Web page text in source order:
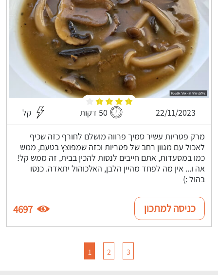
22/11/2023 50 דקות קל
מרק פטריות עשיר סמיך פרווה מושלם לחורף כזה שכיף
לאכול עם מגוון רחב של פטריות וכזה שמפוצץ בטעם, ממש
כמו במסעדות, אתם חייבים לנסות להכין בבית, זה ממש קל!
אה ו... אין מה לפחד מהיין הלבן, האלכוהול יתאדה. כנסו
בהול :)
כניסה למתכון 4697
1 2 3